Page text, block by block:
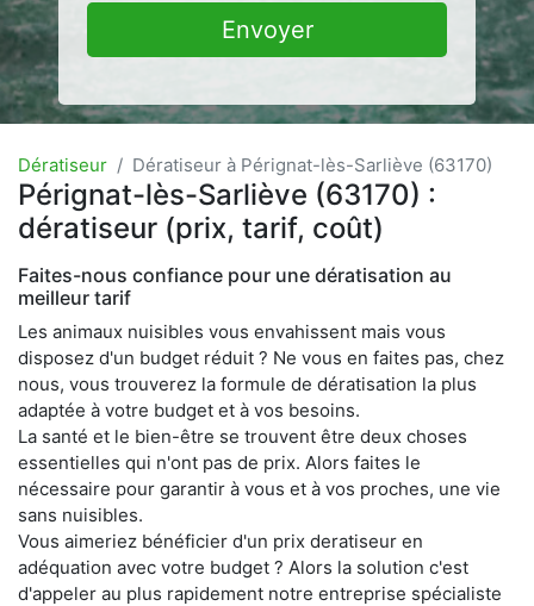
Envoyer
Dératiseur Dératiseur à Pérignat-lès-Sarliève (63170)
Pérignat-lès-Sarliève (63170) :
dératiseur (prix, tarif, coût)
Faites-nous confiance pour une dératisation au
meilleur tarif
Les animaux nuisibles vous envahissent mais vous
disposez d'un budget réduit ? Ne vous en faites pas, chez
nous, vous trouverez la formule de dératisation la plus
adaptée à votre budget et à vos besoins.
La santé et le bien-être se trouvent être deux choses
essentielles qui n'ont pas de prix. Alors faites le
nécessaire pour garantir à vous et à vos proches, une vie
sans nuisibles.
Vous aimeriez bénéficier d'un prix deratiseur en
adéquation avec votre budget ? Alors la solution c'est
d'appeler au plus rapidement notre entreprise spécialiste